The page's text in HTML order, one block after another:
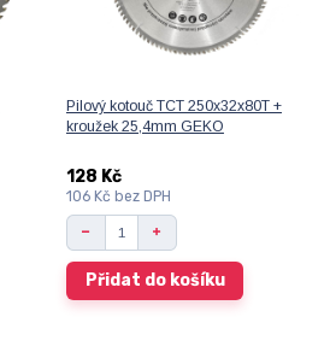
Pilový kotouč TCT 250x32x80T +
kroužek 25,4mm GEKO
128 Kč
106 Kč bez DPH
Přidat do košíku